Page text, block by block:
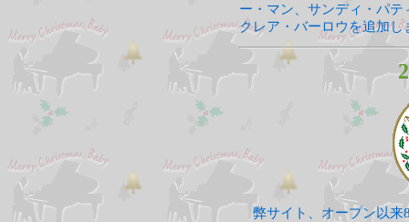
ー・マン、サンディ・パ
クレア・バーロウを追加し
弊サイト、オープン以来